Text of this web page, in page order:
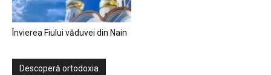
Învierea Fiului văduvei din Nain
Descoperă ortodoxia